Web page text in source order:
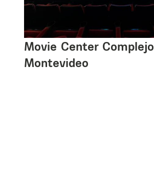
Movie Center Complejo
Montevideo